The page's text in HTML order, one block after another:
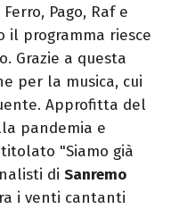
Pago, Raf e
il programma riesce
Grazie a questa
per la musica, cui
Approfitta del
pandemia e
"Siamo già
di Sanremo
i venti cantanti